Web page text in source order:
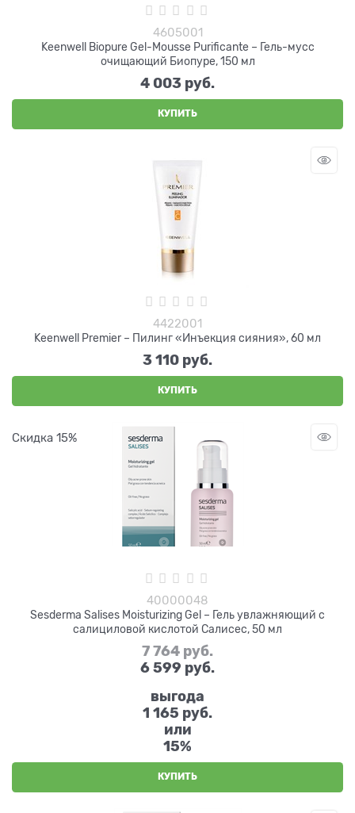
4605001
Keenwell Biopure Gel-Mousse Purificante – Гель-мусс
очищающий Биопуре, 150 мл
4 003 руб.
КУПИТЬ
4422001
Keenwell Premier – Пилинг «Инъекция сияния», 60 мл
3 110 руб.
КУПИТЬ
Скидка 15%
40000048
Sesderma Salises Moisturizing Gel – Гель увлажняющий с
салициловой кислотой Салисес, 50 мл
7 764 руб.
6 599 руб.
выгода
1 165 руб.
или
15%
КУПИТЬ